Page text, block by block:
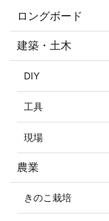
ロングボード
建築・土木
DIY
工具
現場
農業
きのこ栽培